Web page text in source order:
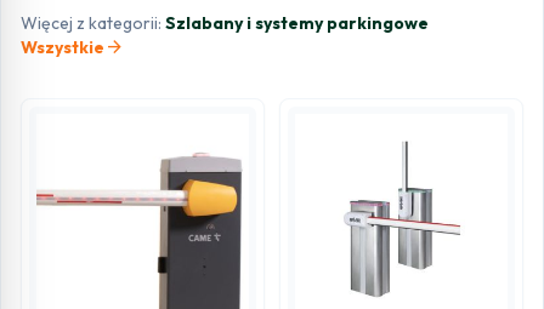
Więcej z kategorii: Szlabany i systemy parkingowe
Wszystkie arrow_forward